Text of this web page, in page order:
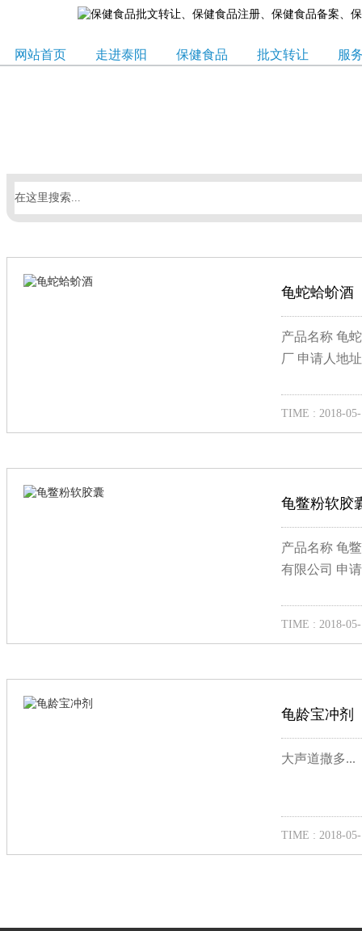
网站首页 走进泰阳 保健食品 批文转让 服
龟蛇蛤蚧酒
产品名称 龟
厂 申请人地
TIME : 2018-
龟鳖粉软胶
产品名称 龟
有限公司 申
TIME : 2018-
龟龄宝冲剂
大声道撒多...
TIME : 2018-